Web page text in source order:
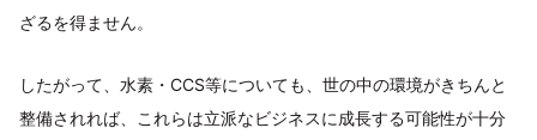
ざるを得ません。
したがって、水素・CCS等についても、世の中の環境がきちんと
整備されれば、これらは立派なビジネスに成長する可能性が十分